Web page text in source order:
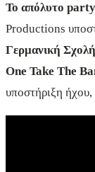
Το απόλυτο
Productions
Γερμανική
One Take The
υποστήριξη